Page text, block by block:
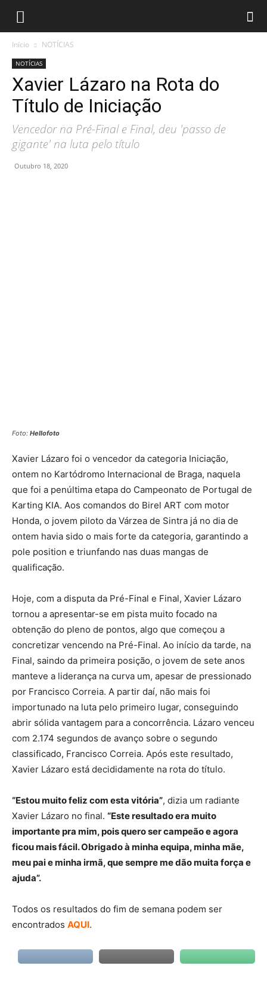
Início NOTÍCIAS
NOTÍCIAS
Xavier Lázaro na Rota do
Título de Iniciação
Vencedor na Pré-Final e Final, deu 'passo de
gigante' na luta pelo título
Outubro 18, 2020
Foto: Hellofoto
Xavier Lázaro foi o vencedor da categoria Iniciação,
ontem no Kartódromo Internacional de Braga, naquela
que foi a penúltima etapa do Campeonato de Portugal de
Karting KIA. Aos comandos do Birel ART com motor
Honda, o jovem piloto da Várzea de Sintra já no dia de
ontem havia sido o mais forte da categoria, garantindo a
pole position e triunfando nas duas mangas de
qualificação.
Hoje, com a disputa da Pré-Final e Final, Xavier Lázaro
tornou a apresentar-se em pista muito focado na
obtenção do pleno de pontos, algo que começou a
concretizar vencendo na Pré-Final. Ao início da tarde, na
Final, saindo da primeira posição, o jovem de sete anos
manteve a liderança na curva um, apesar de pressionado
por Francisco Correia. A partir daí, não mais foi
importunado na luta pelo primeiro lugar, conseguindo
abrir sólida vantagem para a concorrência. Lázaro venceu
com 2.174 segundos de avanço sobre o segundo
classificado, Francisco Correia. Após este resultado,
Xavier Lázaro está decididamente na rota do título.
“Estou muito feliz com esta vitória”, dizia um radiante
Xavier Lázaro no final. “Este resultado era muito
importante pra mim, pois quero ser campeão e agora
ficou mais fácil. Obrigado à minha equipa, minha mãe,
meu pai e minha irmã, que sempre me dão muita força e
ajuda”.
Todos os resultados do fim de semana podem ser
encontrados AQUI.